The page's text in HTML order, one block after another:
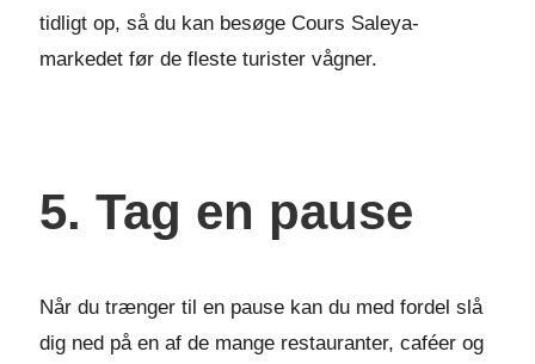
tidligt op, så du kan besøge Cours Saleya-
markedet før de fleste turister vågner.
5. Tag en pause
Når du trænger til en pause kan du med fordel slå
dig ned på en af de mange restauranter, caféer og